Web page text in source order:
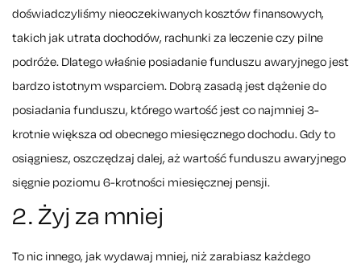
doświadczyliśmy nieoczekiwanych kosztów finansowych,
takich jak utrata dochodów, rachunki za leczenie czy pilne
podróże. Dlatego właśnie posiadanie funduszu awaryjnego jest
bardzo istotnym wsparciem. Dobrą zasadą jest dążenie do
posiadania funduszu, którego wartość jest co najmniej 3-
krotnie większa od obecnego miesięcznego dochodu. Gdy to
osiągniesz, oszczędzaj dalej, aż wartość funduszu awaryjnego
sięgnie poziomu 6-krotności miesięcznej pensji.
2. Żyj za mniej
To nic innego, jak wydawaj mniej, niż zarabiasz każdego